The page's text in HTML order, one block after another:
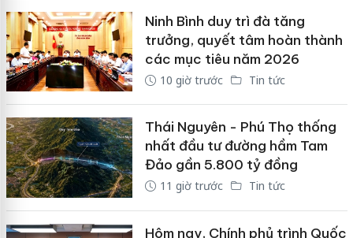
Ninh Bình duy trì đà tăng
trưởng, quyết tâm hoàn thành
các mục tiêu năm 2026
10 giờ trước Tin tức
Thái Nguyên - Phú Thọ thống
nhất đầu tư đường hầm Tam
Đảo gần 5.800 tỷ đồng
11 giờ trước Tin tức
Hôm nay, Chính phủ trình Quốc